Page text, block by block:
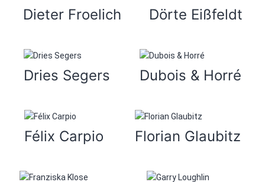
Dieter Froelich Dörte Eißfeldt
Dries Segers Dubois & Horré
Félix Carpio Florian Glaubitz